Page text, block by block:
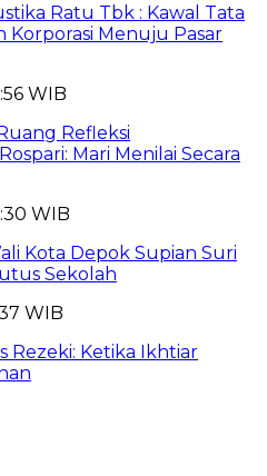
Ratu Tbk : Kawal Tata
Menuju Pasar
WIB
Refleksi
Mari Menilai Secara
WIB
Kota Depok Supian Suri
Sekolah
WIB
Rezeki: Ketika Ikhtiar